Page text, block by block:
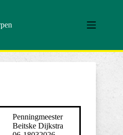
Penningmeester
Beitske Dijkstra